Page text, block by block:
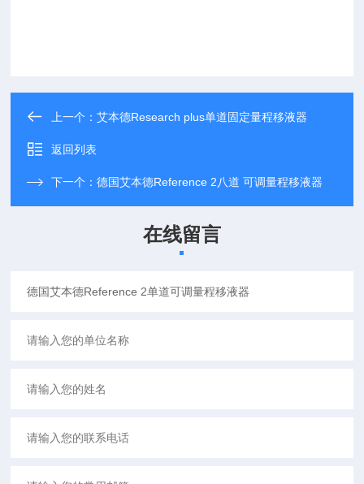
上一个：艾本德Research plus单道固定量程移液器
返回列表
下一个：德国艾本德Reference 2八道 可调量程移液器
在线留言